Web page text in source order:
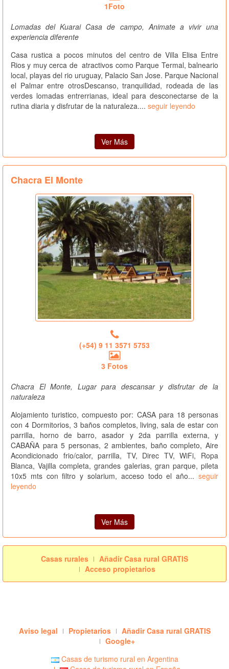
1Foto
Lomadas del Kuarai Casa de campo, Animate a vivir una
experiencia diferente
Casa rustica a pocos minutos del centro de Villa Elisa Entre
Rios y muy cerca de atractivos como Parque Termal, balneario
local, playas del rio uruguay, Palacio San Jose. Parque Nacional
el Palmar entre otrosDescanso, tranquilidad, rodeada de las
verdes lomadas entrerrianas, ideal para desconectarse de la
rutina diaria y disfrutar de la naturaleza.... seguir leyendo
Ver Más
Chacra El Monte
(+54) 9 11 3571 5753
3 Fotos
Chacra El Monte, Lugar para descansar y disfrutar de la
naturaleza
Alojamiento turistico, compuesto por: CASA para 18 personas
con 4 Dormitorios, 3 baños completos, living, sala de estar con
parrilla, horno de barro, asador y 2da parrilla externa, y
CABAÑA para 5 personas, 2 ambientes, baño completo, Aire
Acondicionado frio/calor, parrilla, TV, Direc TV, WiFi, Ropa
Blanca, Vajilla completa, grandes galerias, gran parque, pileta
10x5 mts con filtro y solarium, acceso todo el año... seguir
leyendo
Ver Más
Casas rurales
Añadir Casa rural GRATIS
Acceso propietarios
Aviso legal Propietarios
Añadir Casa rural GRATIS
Google+
Casas de turismo rural en Argentina